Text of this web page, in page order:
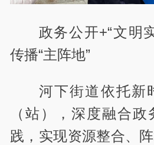
政务公开+“文明
传播“主阵地”
河下街道依托新
（站），深度融合
践，实现资源整合、